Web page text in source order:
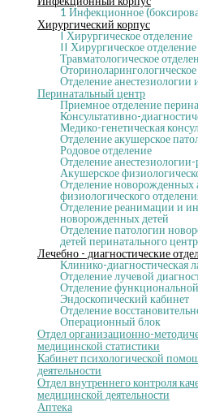
1 Инфекционное
Хирургический корпус
I Хирургическое отделение
II Хирургическое отделение
Травматологическое
Отделение анестезиологии
Перинатальный центр
Приемное отделение
Консультативно-
Медико-генетическая
Отделение акушерское
Родовое отделение
Отделение
Акушерское
Отделение новорожденных
физиологического
Отделение реанимации и
новорожденных детей
Отделение патологии
детей перинатального
Лечебно - диагностические
Клинико-диагностическая
Отделение лучевой
Отделение
Эндоскопический кабинет
Отделение
Операционный блок
Отдел организационно-
медицинской статистики
Кабинет психологической
деятельности
Отдел внутреннего контроля
медицинской деятельности
Аптека